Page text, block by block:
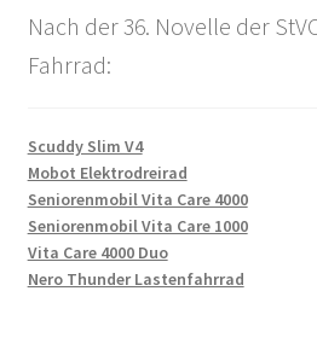
Nach der 36. Novelle der
Fahrrad:
Scuddy Slim V4
Mobot Elektrodreirad
Seniorenmobil Vita Care 4000
Seniorenmobil Vita Care 1000
Vita Care 4000 Duo
Nero Thunder Lastenfahrrad